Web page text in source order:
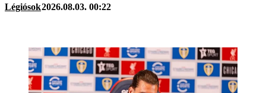
Légiósok2026.08.03. 00:22